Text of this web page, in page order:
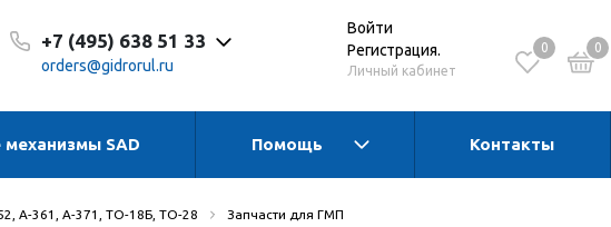
+7 (495) 638 51 33
orders@gidrorul.ru
С 8:30 до 17:30 Пн-Чт
Войти
Регистрация.
Личный кабинет
0 0
механизмы SAD Помощь Контакты
А-361, А-371, ТО-18Б, ТО-28
Запчасти для ГМП